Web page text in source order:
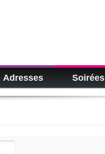
Adresses Soirées